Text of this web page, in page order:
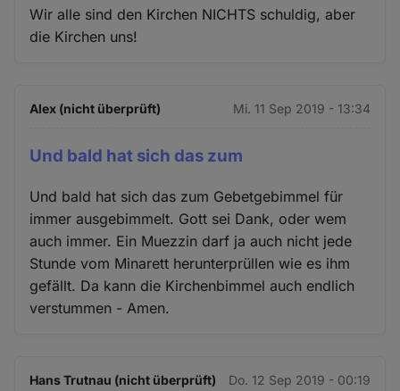
Wir alle sind den Kirchen NICHTS schuldig, aber
die Kirchen uns!
Alex (nicht überprüft) Mi. 11 Sep 2019 - 13:34
Und bald hat sich das zum
Und bald hat sich das zum Gebetgebimmel für
immer ausgebimmelt. Gott sei Dank, oder wem
auch immer. Ein Muezzin darf ja auch nicht jede
Stunde vom Minarett herunterprüllen wie es ihm
gefällt. Da kann die Kirchenbimmel auch endlich
verstummen - Amen.
Hans Trutnau (nicht überprüft) Do. 12 Sep 2019 - 00:19